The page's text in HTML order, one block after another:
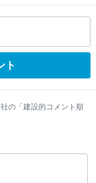
ト
の「建設的コメント順